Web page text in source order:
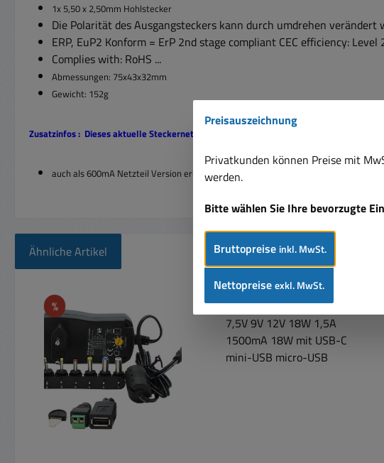
1x 5,50 x 2,50mm Hohlstecker
Die Polarität des Ausgangsteckers kann durch umdrehen verändert
ERP, EuP2 Konform = ErP 2nd stage compliant CEC efficiency: Level
Complies with: RoHS ...
Abmessungen: 75x43x32mm
Gewicht: 152g
Zusatzinfos : Dieses aktuelle Steckernetzteil ersetzt auch den Vorgänger MW 3K10GS
auch als 600mA Netzteil Version erhältlich = Bst-Nr 93-815-01020
Ähnliche Artikel
Produktgalerie überspringen
%Rabatt
Preisauszeichnung
Privatkunden können Preise mit
werden.
Bitte wählen Sie Ihre bevorzugte
Bruttopreise inkl. MwSt.
Nettopreiseexkl. MwSt.